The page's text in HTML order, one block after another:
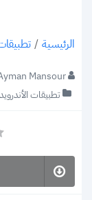
الرئيسية /
Mansour
تطبيقات الأندرويد